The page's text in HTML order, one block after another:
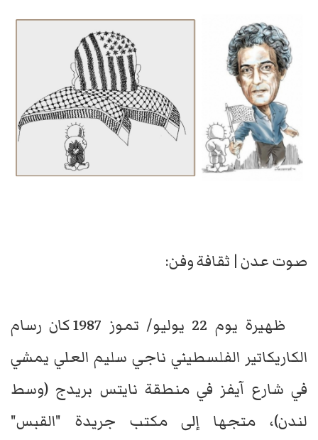
صوت عدن | ثقافة وفن:
ظهيرة يوم 22 يوليو/ تموز 1987 كان رسام
الكاريكاتير الفلسطيني ناجي سليم العلي يمشي
في شارع آيفز في منطقة نايتس بريدج (وسط
لندن)، متجها إلى مكتب جريدة "القبس"